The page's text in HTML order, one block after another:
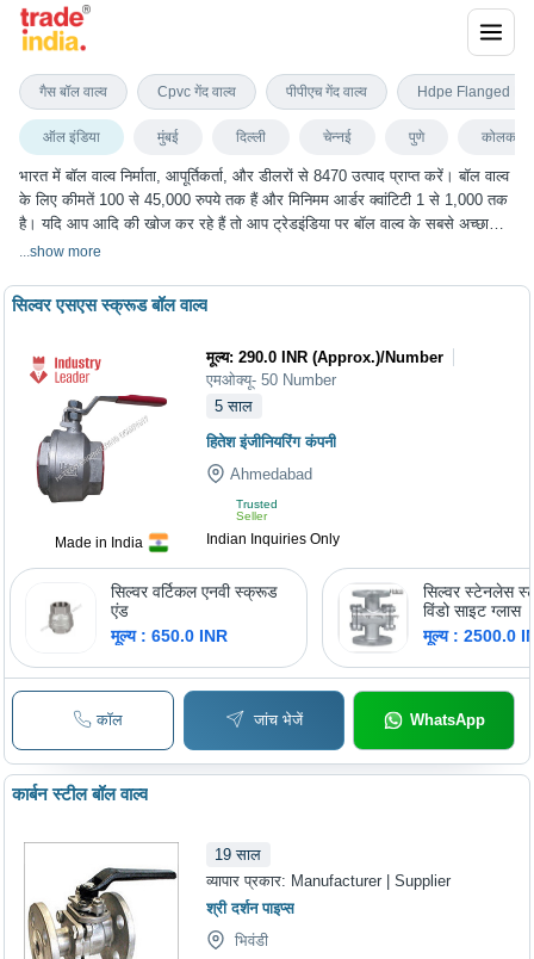
भारत में बॉल वाल्व निर्माता, आपूर्तिकर्ता, और डीलरों से 8470 उत्पाद प्राप्त करें। बॉल वाल्व
के लिए कीमतें 100 से 45,000 रुपये तक हैं और मिनिमम आर्डर क्वांटिटी 1 से 1,000 तक
है। यदि आप आदि की खोज कर रहे हैं तो आप ट्रेडइंडिया पर बॉल वाल्व के सबसे अच्छा
विकल्प चुन सकते हैं। हम विभिन्न शहरों में बॉल वाल्व के विकल्प प्रदान करते हैं, जिनमें मुंबई,
...show more
ऑल इंडिया मुंबई दिल्ली चेन्नई पुणे कोलकाता
Made in India
सिल्वर एसएस स्क्रूड बॉल वाल्व
मूल्य:290.0 INR (Approx.)/Number
एमओक्यू-50 Number
5 साल
हितेश इंजीनियरिंग कंपनी
Ahmedabad
Trusted
Seller
Indian Inquiries Only
सिल्वर वर्टिकल एनवी स्क्रूड
एंड
मूल्य : 650.0 INR
सिल्वर स्टेनलेस
विंडो साइट ग्लास
मूल्य : 2500.0
कॉल जांच भेजें WhatsApp
कार्बन स्टील बॉल वाल्व
19 साल
व्यापार प्रकार: Manufacturer | Supplier
श्री दर्शन पाइप्स
भिवंडी
गैस बॉल वाल्व Cpvc गेंद वाल्व पीपीएच गेंद वाल्व Hdpe Flanged